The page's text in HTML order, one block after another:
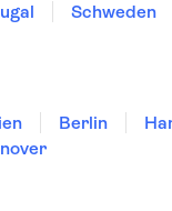
Schweden
Berlin